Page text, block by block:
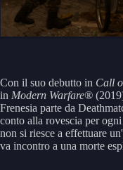
Con il suo debutto in Call
in Modern Warfare®
Frenesia parte da
conto alla rovescia per
non si riesce a effettuare
va incontro a una morte